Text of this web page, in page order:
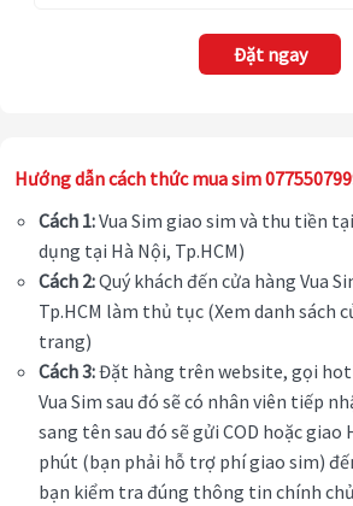
Đặt ngay
Hướng dẫn cách thức mua sim
Cách 1:Vua Sim giao sim và thu tiền
dụng tại Hà Nội, Tp.HCM)
Cách 2:Quý khách đến cửa hàng Vua
Tp.HCM làm thủ tục (Xem danh sách
trang)
Cách 3:Đặt hàng trên website, gọi
Vua Sim sau đó sẽ có nhân viên tiếp
sang tên sau đó sẽ gửi COD hoặc giao
phút (bạn phải hỗ trợ phí giao sim)
bạn kiểm tra đúng thông tin chính